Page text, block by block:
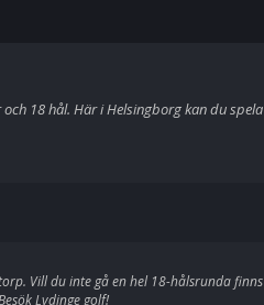
18 hål. Här i Helsingborg kan du spela
Vill du inte gå en hel 18-hålsrunda finns
Lydinge golf!